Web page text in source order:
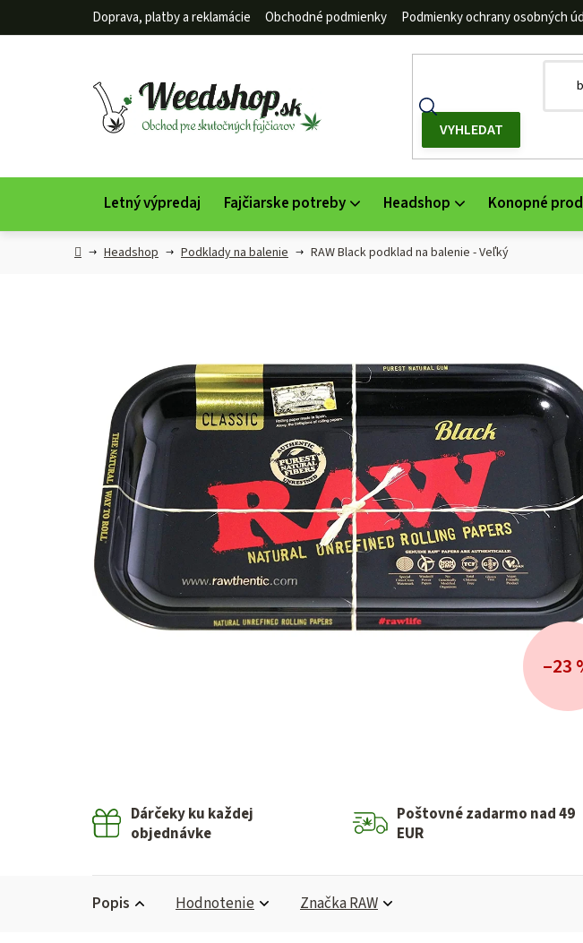
Doprava, platby a reklamácie Obchodné podmienky Podmienky ochrany osobných
Letný výpredaj Fajčiarske potreby Headshop Konopné
DomovHeadshop Podklady na balenie RAW Black podklad na balenie - Veľký
–23
Dárčeky ku každej
objednávke
Poštovné zadarmo nad 49
EUR
Popis Hodnotenie ZnačkaRAW